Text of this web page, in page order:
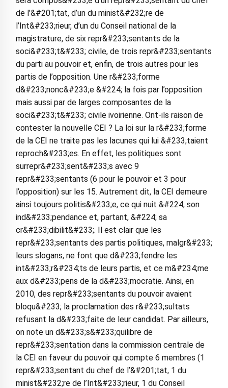
de l’&#201;tat, d’un du minist&#232;re de
l’Int&#233;rieur, d’un du Conseil national de la
magistrature, de six repr&#233;sentants de la
soci&#233;t&#233; civile, de trois repr&#233;sentants
du parti au pouvoir et, enfin, de trois autres pour les
partis de l’opposition. Une r&#233;forme
d&#233;nonc&#233;e &#224; la fois par l’opposition
mais aussi par de larges composantes de la
soci&#233;t&#233; civile ivoirienne. Ont-ils raison de
contester la nouvelle CEI ? La loi sur la r&#233;forme
de la CEI ne traite pas les lacunes qui lui &#233;taient
reproch&#233;es. En effet, les politiques sont
surrepr&#233;sent&#233;s avec 9
repr&#233;sentants (6 pour le pouvoir et 3 pour
l’opposition) sur les 15. Autrement dit, la CEI demeure
ainsi toujours politis&#233;e, ce qui nuit &#224; son
ind&#233;pendance et, partant, &#224; sa
cr&#233;dibilit&#233;. Il est clair que les
repr&#233;sentants des partis politiques, malgr&#233;
leurs slogans, ne font que d&#233;fendre les
int&#233;r&#234;ts de leurs partis, et ce m&#234;me
aux d&#233;pens de la d&#233;mocratie. Ainsi, en
2010, des repr&#233;sentants du pouvoir avaient
bloqu&#233; la proclamation des r&#233;sultats
refusant la d&#233;faite de leur candidat. Par ailleurs,
on note un d&#233;s&#233;quilibre de
repr&#233;sentation dans la commission centrale de
la CEI en faveur du pouvoir qui compte 6 membres (1
repr&#233;sentant du chef de l’&#201;tat, 1 du
minist&#232;re de l’Int&#233;rieur, 1 du Conseil